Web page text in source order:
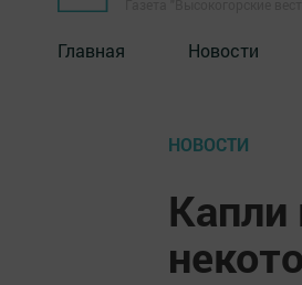
Главная Новости
НОВОСТИ
Капли